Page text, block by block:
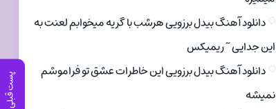
پست قبلی
دانلود آهنگ بیدل برزویی هرشب با گریه میخوابم لعنت به
این جدایی ~ ریمیکس
دانلود آهنگ بیدل برزویی این خاطرات عشق تو فراموشم
نمیشه